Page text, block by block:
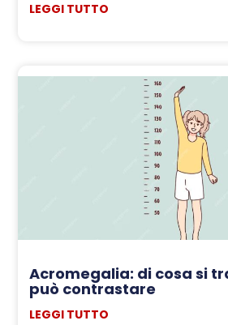
LEGGI TUTTO
Acromegalia: di cosa si
può contrastare
LEGGI TUTTO